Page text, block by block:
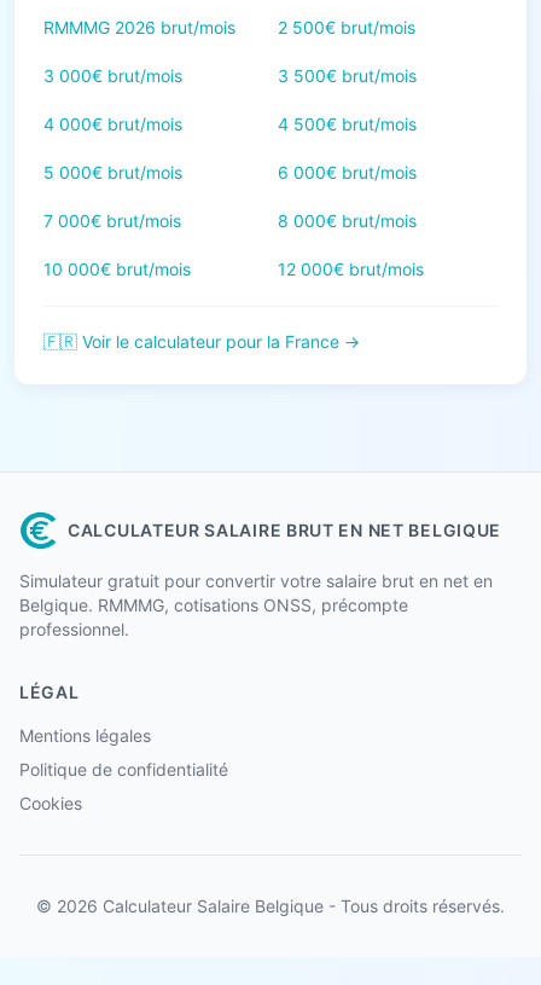
RMMMG 2026 brut/mois 2 500€ brut/mois
3 000€ brut/mois 3 500€ brut/mois
4 000€ brut/mois 4 500€ brut/mois
5 000€ brut/mois 6 000€ brut/mois
7 000€ brut/mois 8 000€ brut/mois
10 000€ brut/mois 12 000€ brut/mois
🇫🇷 Voir le calculateur pour la France →
CALCULATEUR SALAIRE BRUT EN NET BELGIQUE
Simulateur gratuit pour convertir votre salaire brut en net en
Belgique. RMMMG, cotisations ONSS, précompte
professionnel.
LÉGAL
Mentions légales
Politique de confidentialité
Cookies
© 2026 Calculateur Salaire Belgique - Tous droits réservés.